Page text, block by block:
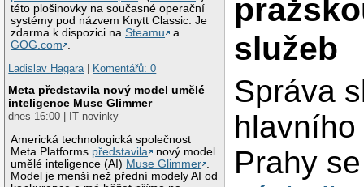
této plošinovky na současné operační
systémy pod názvem Knytt Classic. Je
zdarma k dispozici naSteamu
a
GOG.com
Ladislav Hagara| Komentářů: 0
Meta představila nový model umělé
inteligence Muse Glimmer
dnes 16:00 | IT novinky
Americká technologická společnost
Meta Platforms představila
nový model
umělé inteligence (AI) Muse Glimmer
Model je menší než přední modely AI od
služeb
Správa
hlavního
Prahy